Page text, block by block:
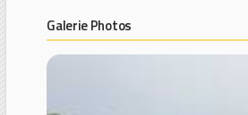
Galerie Photos